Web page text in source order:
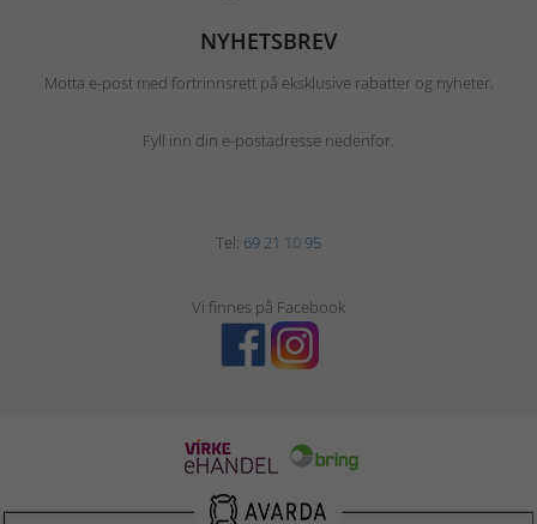
NYHETSBREV
Motta e-post med fortrinnsrett på eksklusive rabatter og nyheter.
Fyll inn din e-postadresse nedenfor.
Tel: 69 21 10 95
Vi finnes på Facebook